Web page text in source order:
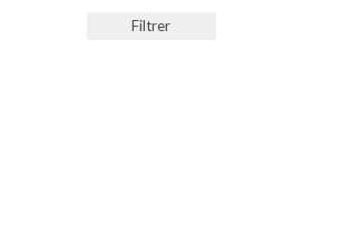
Filtrer